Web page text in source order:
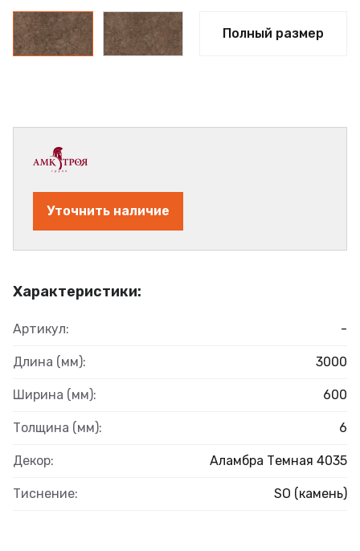
Полный размер
Характеристики:
Артикул: -
Длина (мм): 3000
Ширина (мм): 600
Толщина (мм): 6
Декор: Аламбра Темная 4035
Тиснение: SO (камень)
Уточнить наличие